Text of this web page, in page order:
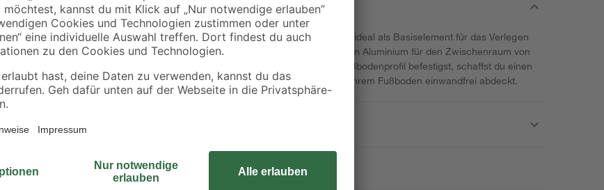
Das praktische Trägerprofil von Alfer eignet sich ideal als Basiselement für das Verlegen
deines Fußbodens. Nutze das Profil aus robustem Aluminium für den Zwischenraum von
zwei Fußbodenbelägen. Wenn du hierauf ein Fußbodenprofil befestigst, schaffst du einen
adäquaten Übergang, der unschöne Lücken in Ihrem Fußboden einwandfrei abdeckt.